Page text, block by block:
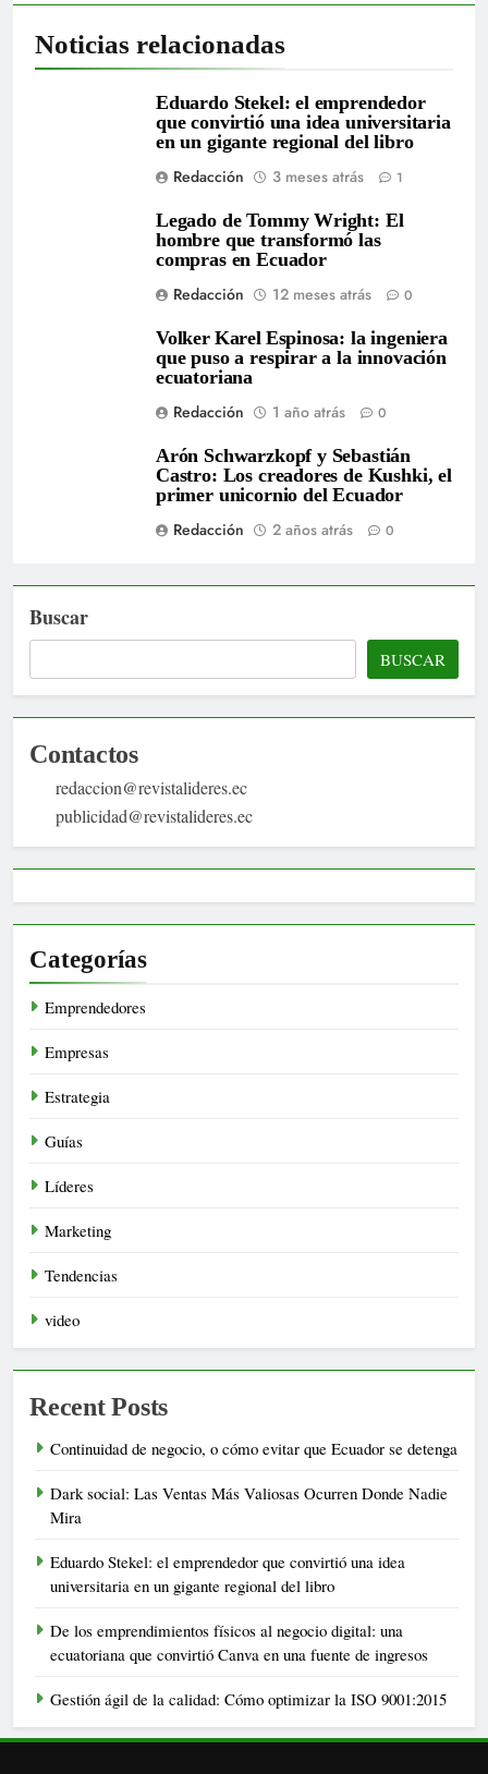
Noticias relacionadas
Eduardo Stekel: el emprendedor
que convirtió una idea universitaria
en un gigante regional del libro
Redacción
3 meses atrás 1
Legado de Tommy Wright: El
hombre que transformó las
compras en Ecuador
Redacción
12 meses atrás 0
Volker Karel Espinosa: la ingeniera
que puso a respirar a la innovación
ecuatoriana
Redacción
1 año atrás 0
Arón Schwarzkopf y Sebastián
Castro: Los creadores de Kushki, el
primer unicornio del Ecuador
Redacción
2 años atrás 0
Buscar
BUSCAR
Contactos
redaccion@revistalideres.ec
publicidad@revistalideres.ec
Categorías
Emprendedores
Empresas
Estrategia
Guías
Líderes
Marketing
Tendencias
video
Recent Posts
Continuidad de negocio, o cómo evitar que Ecuador se detenga
Dark social: Las Ventas Más Valiosas Ocurren Donde Nadie
Mira
Eduardo Stekel: el emprendedor que convirtió una idea
universitaria en un gigante regional del libro
De los emprendimientos físicos al negocio digital: una
ecuatoriana que convirtió Canva en una fuente de ingresos
Gestión ágil de la calidad: Cómo optimizar la ISO 9001:2015